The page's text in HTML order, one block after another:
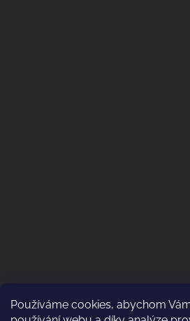
Používáme cookies, abychom
ODSTOUPENÍ OD